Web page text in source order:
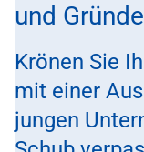
und
Krönen Sie
mit einer
jungen